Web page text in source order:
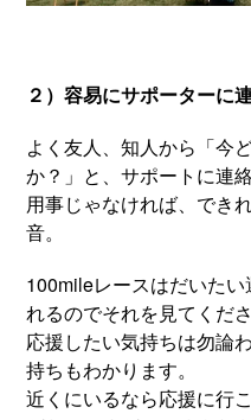
２）容易にサポーターに
よく友人、知人から「今
か？」と、サポートに連
用事じゃなければ、でき
音。
100mileレースはだいた
れるのでそれを見てくださ
応援したい気持ちは勿論
持ちもわかります。
近くにいるなら応援に行